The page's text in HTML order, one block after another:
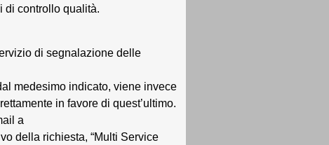
di controllo qualità.
di segnalazione delle
medesimo indicato, viene invece
in favore di quest’ultimo.
a
della richiesta, “Multi Service